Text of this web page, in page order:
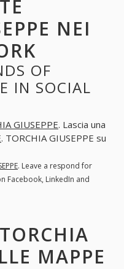
NEI
OF
IN SOCIAL
GIUSEPPE. Lascia una
. TORCHIA GIUSEPPE su
. Leave a respond for
Facebook, LinkedIn and
MAPPE